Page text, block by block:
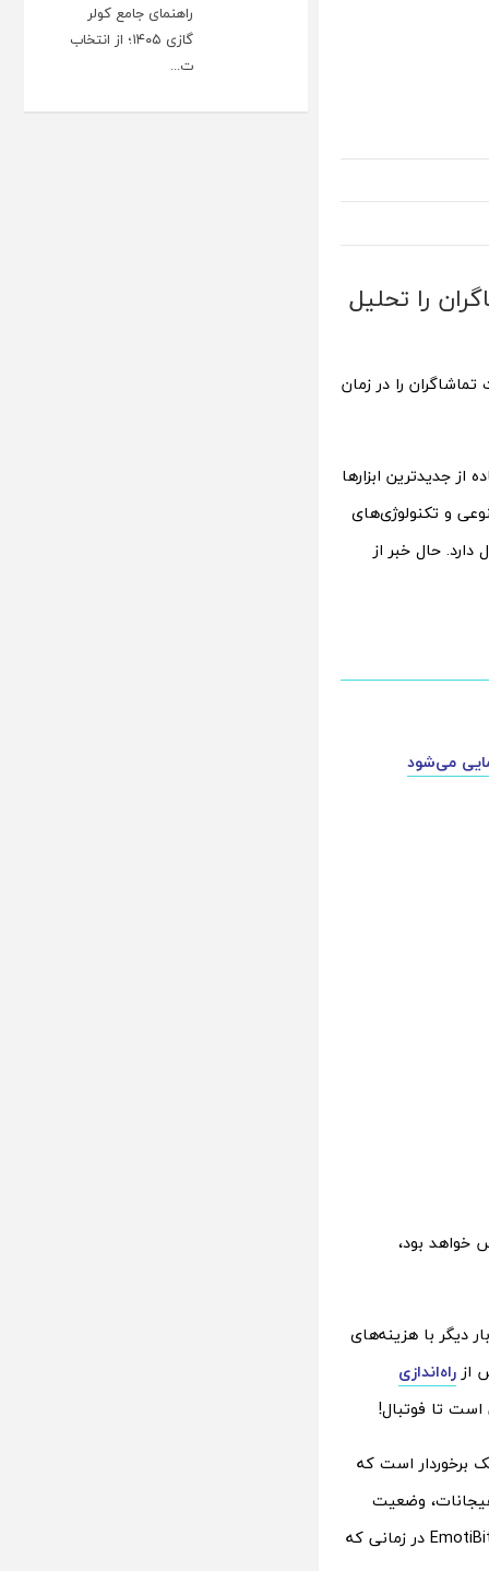
را تحلیل
را در زمان
جدیدترین ابزارها
و تکنولوژی‌های
حال خبر از
خواهد بود،
دیگر با هزینه‌های
ازراه‌اندازی
است تا فوتبال!
برخوردار است که
وضعیت
فیزیولوژیک و حرکات بدن تماشاگر را بررسی کند. این شال با استفاده از حسگر زیستی EmotiBit در زمانی که
راهنمای جامع کولر
گازی ۱۴۰۵؛ از انتخاب
ت...